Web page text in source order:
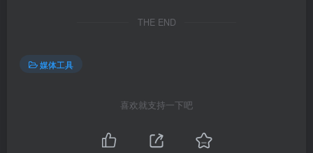
THE END
媒体工具
喜欢就支持一下吧